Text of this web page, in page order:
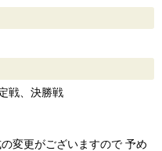
戦、決勝戦
変更がございますので 予め